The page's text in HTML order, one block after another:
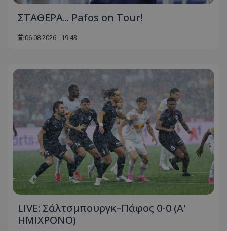
ΣΤΑΘΕΡΑ... Pafos on Tour!
06.08.2026 - 19:43
LIVE: Σάλτσμπουργκ–Πάφος 0-0 (Α'
ΗΜΙΧΡΟΝΟ)